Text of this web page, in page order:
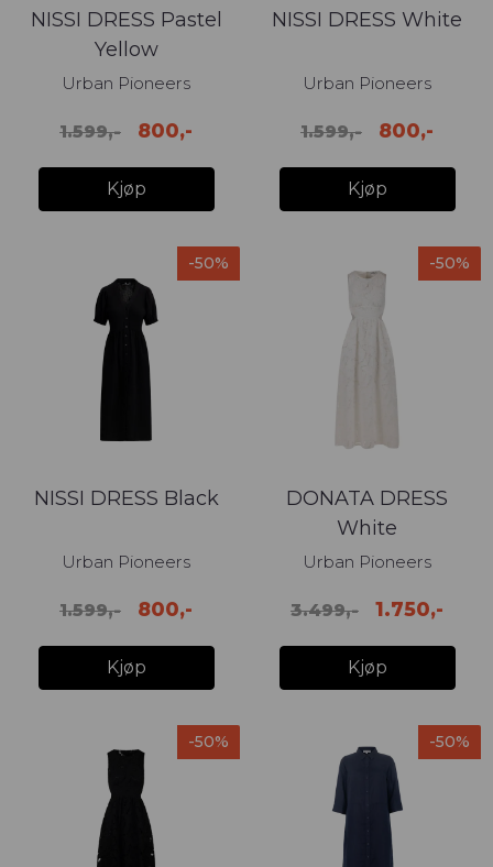
NISSI DRESS Pastel
Yellow
Urban Pioneers
1.599,- 800,-
Kjøp
NISSI DRESS White
Urban Pioneers
1.599,- 800,-
Kjøp
-50%
NISSI DRESS Black
Urban Pioneers
1.599,- 800,-
Kjøp
-50%
DONATA DRESS
White
Urban Pioneers
3.499,- 1.750,-
Kjøp
-50% -50%